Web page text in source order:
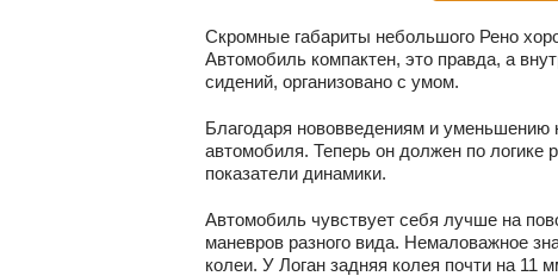
Скромные габариты небольшого Рено
Автомобиль компактен, это правда, а
сидений, организовано с умом.
Благодаря нововведениям и уменьшению
автомобиля. Теперь он должен по
показатели динамики.
Автомобиль чувствует себя лучше на
маневров разного вида. Немаловажное
колеи. У Логан задняя колея почти на